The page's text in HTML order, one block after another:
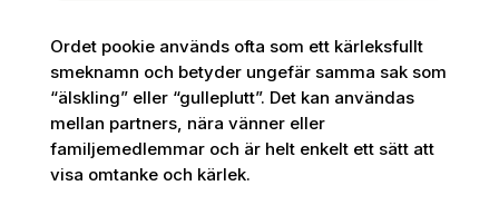
Ordet pookie används ofta som ett kärleksfullt
smeknamn och betyder ungefär samma sak som
“älskling” eller “gulleplutt”. Det kan användas
mellan partners, nära vänner eller
familjemedlemmar och är helt enkelt ett sätt att
visa omtanke och kärlek.